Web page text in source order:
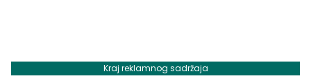
Kraj reklamnog sadržaja